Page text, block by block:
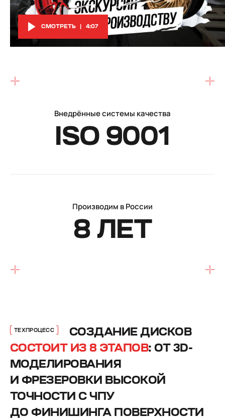
СМОТРЕТЬ 4:07
Внедрённые системы качества
ISO 9001
Производим в России
8 ЛЕТ
ТЕХПРОЦЕСС
СОЗДАНИЕ ДИСКОВ
СОСТОИТ ИЗ 8 ЭТАПОВ: ОТ 3D-
МОДЕЛИРОВАНИЯ
И ФРЕЗЕРОВКИ ВЫСОКОЙ
ТОЧНОСТИ С ЧПУ
ДО ФИНИШИНГА ПОВЕРХНОСТИ